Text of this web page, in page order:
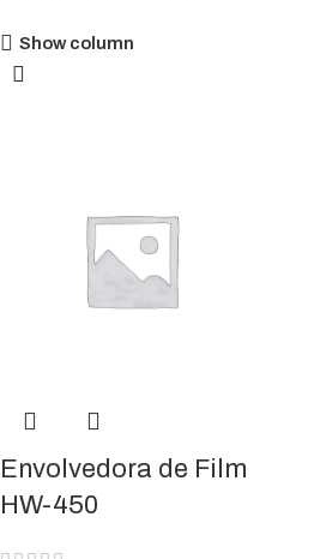
Show column
Envolvedora de Film
HW-450